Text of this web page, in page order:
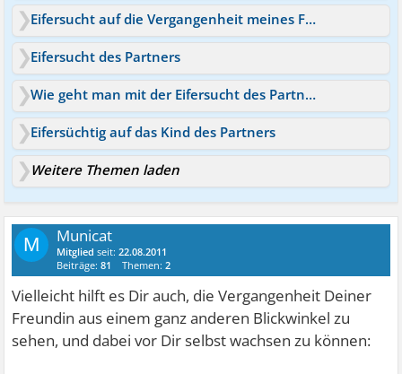
Eifersucht auf die Vergangenheit meines Freunds
Eifersucht des Partners
Wie geht man mit der Eifersucht des Partners um?
Eifersüchtig auf das Kind des Partners
Weitere Themen laden
M Municat
Mitglied seit:22.08.2011
Beiträge:81 Themen:2
Vielleicht hilft es Dir auch, die Vergangenheit Deiner
Freundin aus einem ganz anderen Blickwinkel zu
sehen, und dabei vor Dir selbst wachsen zu können: